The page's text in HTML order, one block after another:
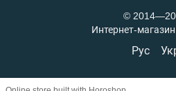
©
Интернет-
Рус